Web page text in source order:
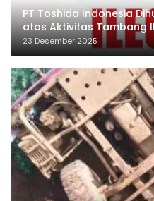
PT Toshida Indonesia
atas Aktivitas Tambang
23 Desember 2025